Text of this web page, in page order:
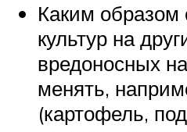
Каким образом
культур на
вредоносных
менять,
(картофель,